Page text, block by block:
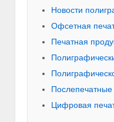
Новости
Офсетная
Печатная
Цифровая